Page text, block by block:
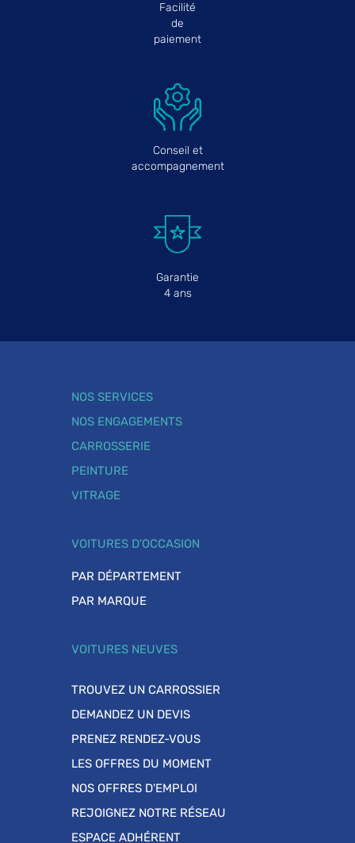
Facilité
de
paiement
Conseil et
accompagnement
Garantie
4 ans
NOS SERVICES
NOS ENGAGEMENTS
CARROSSERIE
PEINTURE
VITRAGE
VOITURES D'OCCASION
PAR DÉPARTEMENT
PAR MARQUE
VOITURES NEUVES
TROUVEZ UN CARROSSIER
DEMANDEZ UN DEVIS
PRENEZ RENDEZ-VOUS
LES OFFRES DU MOMENT
NOS OFFRES D'EMPLOI
REJOIGNEZ NOTRE RÉSEAU
ESPACE ADHÉRENT